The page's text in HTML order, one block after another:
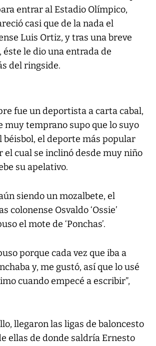
entrar al Estadio Olímpico,
casi que de la nada el
Luis Ortiz, y tras una breve
éste le dio una entrada de
del ringside.
fue un deportista a carta cabal,
muy temprano supo que lo suyo
béisbol, el deporte más popular
el cual se inclinó desde muy niño
su apelativo.
siendo un mozalbete, el
colonense Osvaldo ‘Ossie’
el mote de ‘Ponchas’.
porque cada vez que iba a
y, me gustó, así que lo usé
cuando empecé a escribir”,
llegaron las ligas de baloncesto
ellas de donde saldría Ernesto